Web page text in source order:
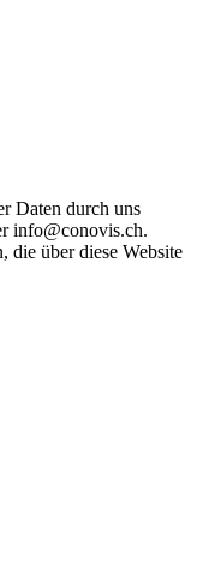
Daten durch uns
info@conovis.ch.
die über diese Website